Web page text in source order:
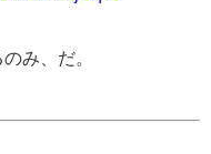
み、だ。